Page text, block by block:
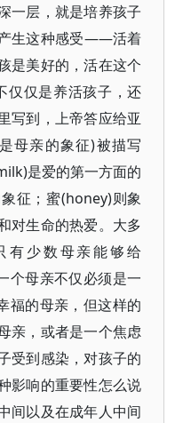
一层，就是培养孩子
生这种感受——活着
是美好的，活在这个
仅仅是养活孩子，还
写到，上帝答应给亚
母亲的象征)被描写
是爱的第一方面的
征；蜜(honey)则象
对生命的热爱。大多
有少数母亲能够给
个母亲不仅必须是一
福的母亲，但这样的
亲，或者是一个焦虑
受到感染，对孩子的
影响的重要性怎么说
间以及在成年人中间